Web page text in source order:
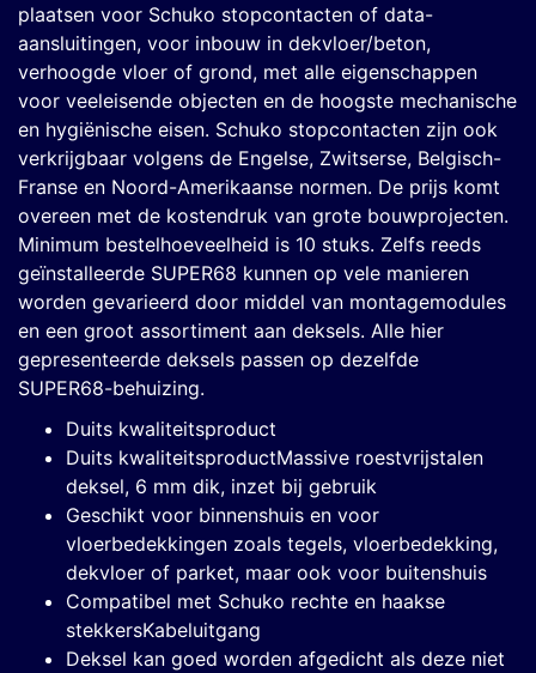
plaatsen voor Schuko stopcontacten of data-
aansluitingen, voor inbouw in dekvloer/beton,
verhoogde vloer of grond, met alle eigenschappen
voor veeleisende objecten en de hoogste mechanische
en hygiënische eisen. Schuko stopcontacten zijn ook
verkrijgbaar volgens de Engelse, Zwitserse, Belgisch-
Franse en Noord-Amerikaanse normen. De prijs komt
overeen met de kostendruk van grote bouwprojecten.
Minimum bestelhoeveelheid is 10 stuks. Zelfs reeds
geïnstalleerde SUPER68 kunnen op vele manieren
worden gevarieerd door middel van montagemodules
en een groot assortiment aan deksels. Alle hier
gepresenteerde deksels passen op dezelfde
SUPER68-behuizing.
Duits kwaliteitsproduct
Duits kwaliteitsproductMassive roestvrijstalen
deksel, 6 mm dik, inzet bij gebruik
Geschikt voor binnenshuis en voor
vloerbedekkingen zoals tegels, vloerbedekking,
dekvloer of parket, maar ook voor buitenshuis
Compatibel met Schuko rechte en haakse
stekkersKabeluitgang
Deksel kan goed worden afgedicht als deze niet